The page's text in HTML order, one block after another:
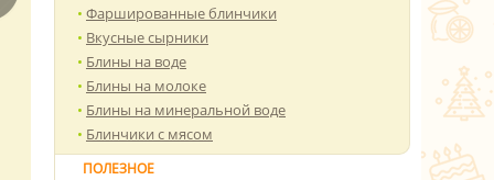
Фаршированные блинчики
Вкусные сырники
Блины на воде
Блины на молоке
Блины на минеральной воде
Блинчики с мясом
ПОЛЕЗНОЕ